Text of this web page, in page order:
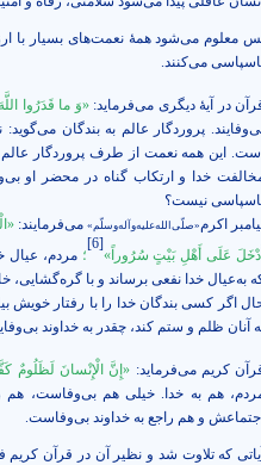
معلوم می‌شود همۀ نعمت‌های بسیار با
می‌کنند.
در آیۀ دیگری می‌فرماید:«وَ ما قَدَرُوا
پروردگار عالم به بندگان
است. این همه نعمت از طرف پروردگار
خدا و ارتکاب گناه در محضر او
نیست؟
اکرم «صلّی‌الله‌علیه‌وآله‌وسلّم» می‌فرمایند:
أَدْخَلَ عَلَى أَهْلِ بَيْتٍ سُرُوراً»
[6]
؛مردم، عيال
به‌عيال خدا نفعی برساند و با گره‌گشایی،
اگر کسی بندگان خدا را با رفتار خویش
آنان ظلم و ستم کند، چقدر به خداوند
کریم می‌فرماید: «إِنَّ الْإِنْسانَ لَظَلُومٌ
هم به خدا. خیلی هم بی‌وفاست، هم
اجتماعش و هم راجع به خداوند بی‌وفاست.
آیاتی که تلاوت شد و نظیر آن در قرآن